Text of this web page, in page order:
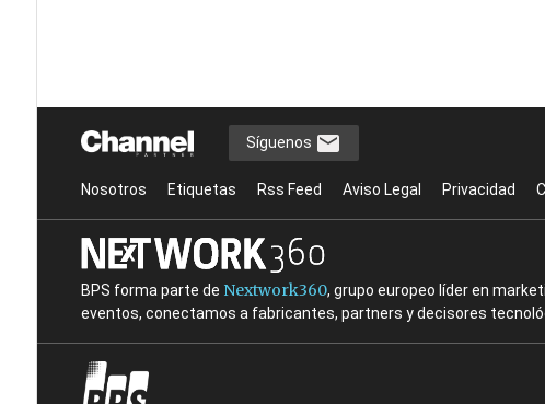
Síguenos
Nosotros Etiquetas Rss Feed Aviso Legal Privacidad
BPS forma parte de Nextwork360, grupo europeo líder en
eventos, conectamos a fabricantes, partners y decisores